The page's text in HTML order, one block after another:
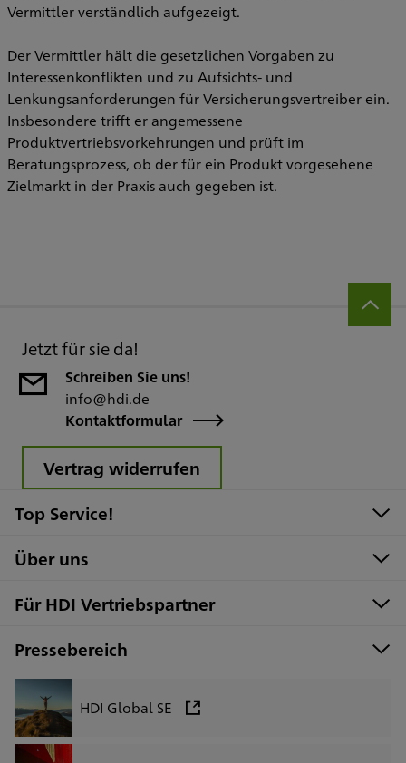
Vermittler verständlich aufgezeigt.
Der Vermittler hält die gesetzlichen Vorgaben zu
Interessenkonflikten und zu Aufsichts- und
Lenkungsanforderungen für Versicherungsvertreiber ein.
Insbesondere trifft er angemessene
Produktvertriebsvorkehrungen und prüft im
Beratungsprozess, ob der für ein Produkt vorgesehene
Zielmarkt in der Praxis auch gegeben ist.
Jetzt für sie da!
Schreiben Sie uns!
info@hdi.de
Kontaktformular
Vertrag widerrufen
Top Service!
Über uns
Für HDI Vertriebspartner
Pressebereich
HDI Global SE